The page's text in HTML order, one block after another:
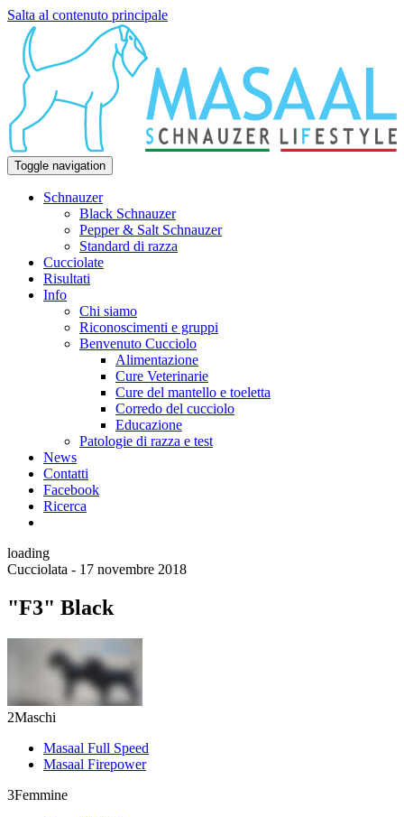
Salta al contenuto principale
Toggle navigation
Schnauzer
Black Schnauzer
Pepper & Salt Schnauzer
Standard di razza
Cucciolate
Risultati
Info
Chi siamo
Riconoscimenti e gruppi
Benvenuto Cucciolo
Alimentazione
Cure Veterinarie
Cure del mantello e toeletta
Corredo del cucciolo
Educazione
Patologie di razza e test
News
Contatti
Facebook
Ricerca
loading
Cucciolata - 17 novembre 2018
"F3" Black
2Maschi
Masaal Full Speed
Masaal Firepower
3Femmine